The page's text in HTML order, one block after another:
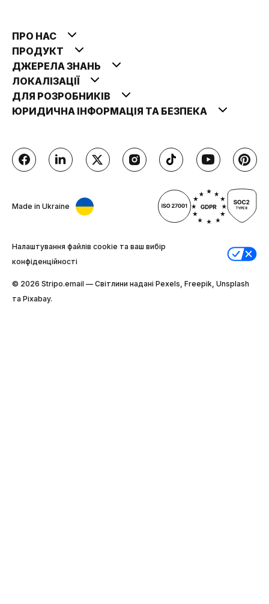
ПРО НАС
ПРОДУКТ
ДЖЕРЕЛА ЗНАНЬ
ЛОКАЛІЗАЦІЇ
ДЛЯ РОЗРОБНИКІВ
ЮРИДИЧНА ІНФОРМАЦІЯ ТА БЕЗПЕКА
Made in Ukraine
Налаштування файлів cookie та ваш вибір
конфіденційності
© 2026 Stripо.email — Світлини надані Pexels, Freepik, Unsplash
та Pixabay.